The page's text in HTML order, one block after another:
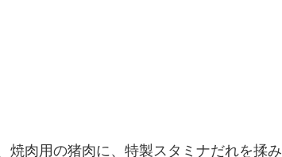
焼肉用の猪肉に、特製スタミナだれを揉み